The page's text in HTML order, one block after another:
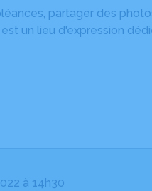
partager des
un lieu d'expression
à 14h30